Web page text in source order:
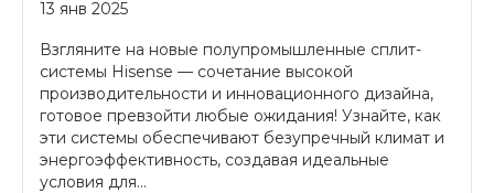
13 янв 2025
Взгляните на новые полупромышленные сплит-
системы Hisense — сочетание высокой
производительности и инновационного дизайна,
готовое превзойти любые ожидания! Узнайте, как
эти системы обеспечивают безупречный климат и
энергоэффективность, создавая идеальные
условия для...